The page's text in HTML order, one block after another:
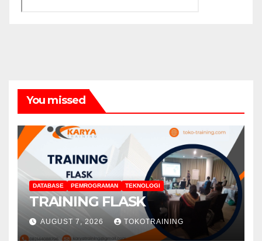
You missed
DATABASE PEMROGRAMAN TEKNOLOGI
TRAINING FLASK
AUGUST 7, 2026 TOKOTRAINING